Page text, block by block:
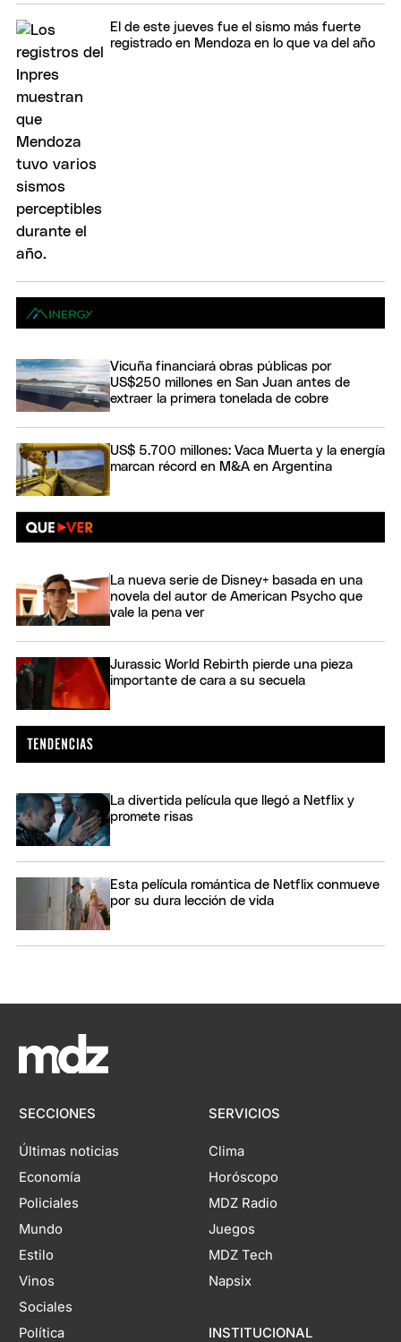
El de este jueves fue el sismo más fuerte
registrado en Mendoza en lo que va del año
Vicuña financiará obras públicas por
US$250 millones en San Juan antes de
extraer la primera tonelada de cobre
US$ 5.700 millones: Vaca Muerta y la energía
marcan récord en M&A en Argentina
La nueva serie de Disney+ basada en una
novela del autor de American Psycho que
vale la pena ver
Jurassic World Rebirth pierde una pieza
importante de cara a su secuela
La divertida película que llegó a Netflix y
promete risas
Esta película romántica de Netflix conmueve
por su dura lección de vida
SECCIONES
Últimas noticias
Economía
Policiales
Mundo
Estilo
Vinos
Sociales
Política
SERVICIOS
Clima
Horóscopo
MDZ Radio
Juegos
MDZ Tech
Napsix
INSTITUCIONAL